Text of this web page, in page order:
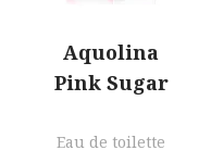
Aquolina
Pink Sugar
Eau de toilette